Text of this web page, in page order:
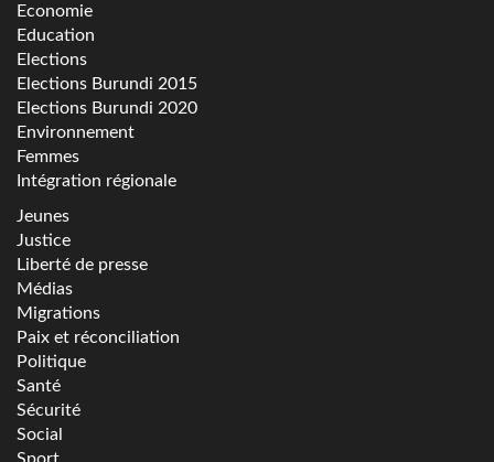
Economie
Education
Elections
Elections Burundi 2015
Elections Burundi 2020
Environnement
Femmes
Intégration régionale
Jeunes
Justice
Liberté de presse
Médias
Migrations
Paix et réconciliation
Politique
Santé
Sécurité
Social